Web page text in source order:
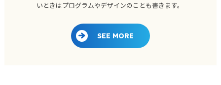
いときはプログラムやデザインのことも書きます。
SEE MORE